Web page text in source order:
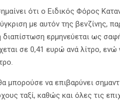
ότι ο Ειδικός Φόρος
με αυτόν της βενζίνης,
διαπίστωση ερμηνεύεται ως
σε 0,41 ευρώ ανά λίτρο, ενώ
να επιβαρύνει
ταξί, καθώς και όλες τις